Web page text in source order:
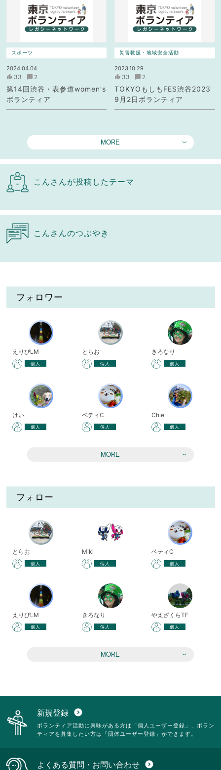
スポーツ
2024.04.04
33 2
第14回渋谷・表参道women's
ボランティア
災害救援・地域安全活動
2023.10.29
33 2
TOKYOもしもFES渋谷2023
9月2日ボランティア
MORE
こんさんが投稿したテーマ
こんさんのつぶやき
フォロワー
えりぴLM
個人
とらお
個人
きろなり
個人
けい
個人
ベティC
個人
Chie
個人
MORE
フォロー
とらお
個人
Miki
個人
ベティC
個人
えりぴLM
個人
きろなり
個人
やえざくらTF
個人
MORE
新規登録 expand_circle_down
ボランティア活動に興味がある方は「個人ユーザー登録」、ボラン
ティアを募集したい方は「団体ユーザー登録」ができます。
よくある質問・お問い合わせ expand_circle_down